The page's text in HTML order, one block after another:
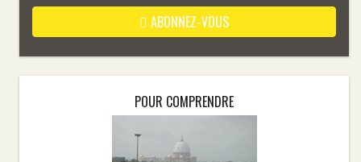
ABONNEZ-VOUS
POUR COMPRENDRE